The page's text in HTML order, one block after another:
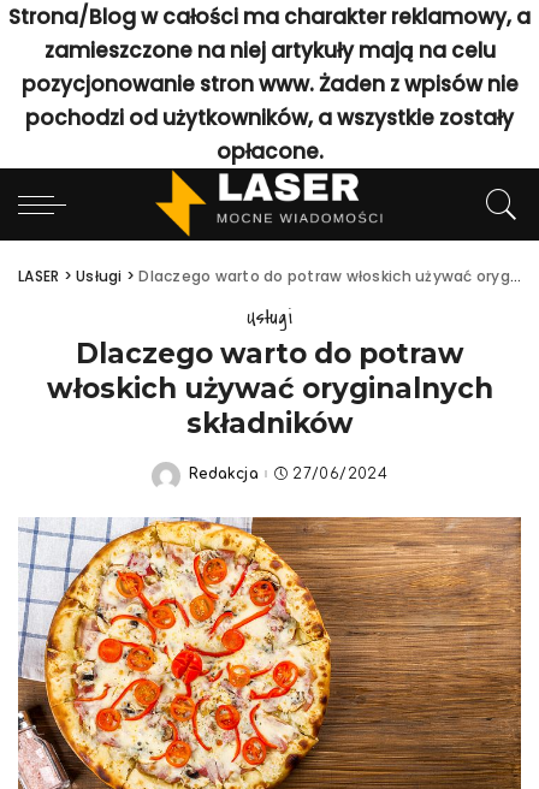
Strona/Blog w całości ma charakter reklamowy, a
zamieszczone na niej artykuły mają na celu
pozycjonowanie stron www. Żaden z wpisów nie
pochodzi od użytkowników, a wszystkie zostały
opłacone.
LASER >Usługi >Dlaczego warto do potraw włoskich używać oryginalnych składników
Usługi
Dlaczego warto do potraw
włoskich używać oryginalnych
składników
Posted
Redakcja 27/06/2024